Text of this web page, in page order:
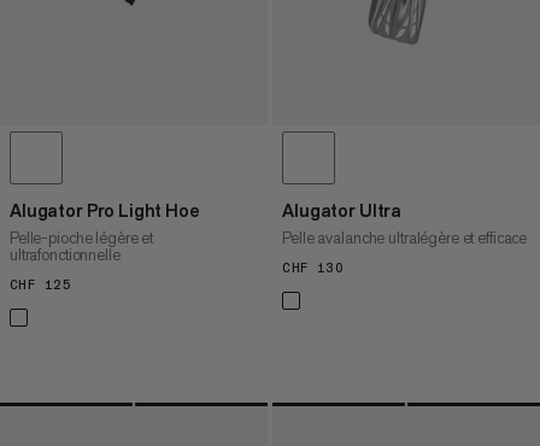
ÉVALUATION
Alugator Pro Light Hoe
Pelle-pioche légère et
ultrafonctionnelle
CHF 125
Alugator Ultra
Pelle avalanche ultralégère et efficace
CHF 130